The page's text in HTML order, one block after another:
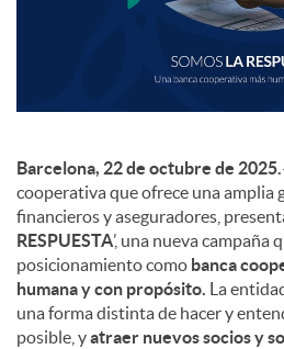
Barcelona, 22 de octubre de 2025.
cooperativa que ofrece una amplia
financieros y aseguradores,
RESPUESTA’, una nueva campaña
posicionamiento como banca
humana y con propósito. La
una forma distinta de hacer y
posible, yatraer nuevos socios y